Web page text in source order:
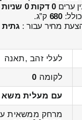
ערים0 דקות 0 שניות
680 ק”ג.
מחיר עבור :גתית
לעלי זהב ,תאנה
לקומה 0
עם מעלית משא
מרחק ממשאית